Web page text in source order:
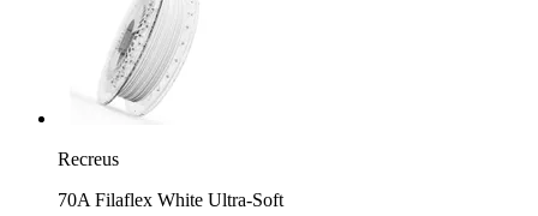
Recreus
70A Filaflex White Ultra-Soft